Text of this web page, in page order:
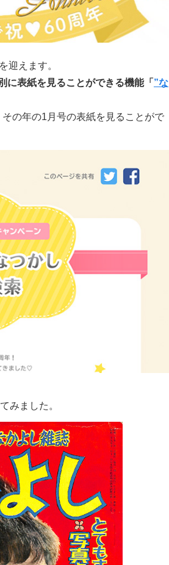
迎えます。
に表紙を見ることができる機能「 ”な
の年の1月号の表紙を見ることがで
みました。